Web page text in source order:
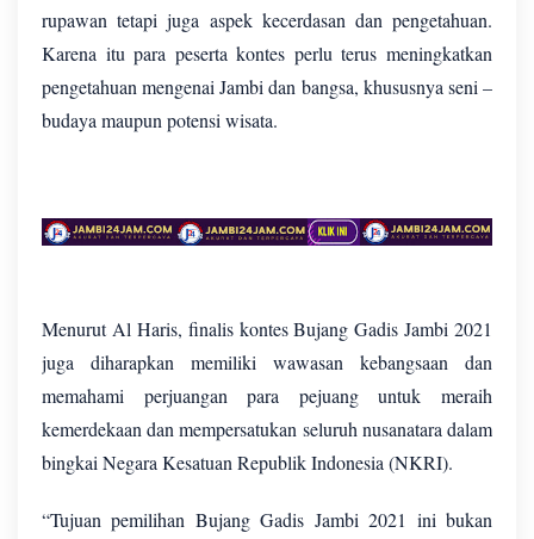
rupawan tetapi juga aspek kecerdasan dan pengetahuan.
Karena itu para peserta kontes perlu terus meningkatkan
pengetahuan mengenai Jambi dan bangsa, khususnya seni –
budaya maupun potensi wisata.
Menurut Al Haris, finalis kontes Bujang Gadis Jambi 2021
juga diharapkan memiliki wawasan kebangsaan dan
memahami perjuangan para pejuang untuk meraih
kemerdekaan dan mempersatukan seluruh nusanatara dalam
bingkai Negara Kesatuan Republik Indonesia (NKRI).
“Tujuan pemilihan Bujang Gadis Jambi 2021 ini bukan